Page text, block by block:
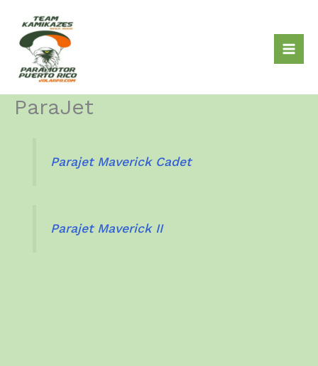
content
ParaJet
Parajet Maverick Cadet
Parajet Maverick II